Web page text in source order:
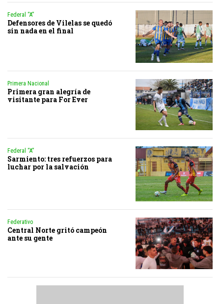
Federal “A”
Defensores de Vilelas se quedó
sin nada en el final
Primera Nacional
Primera gran alegría de
visitante para For Ever
Federal “A”
Sarmiento: tres refuerzos para
luchar por la salvación
Federativo
Central Norte gritó campeón
ante su gente